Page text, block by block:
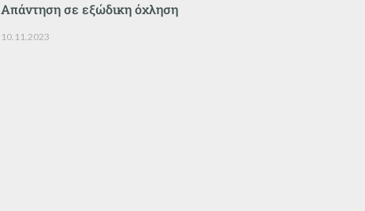
Απάντηση σε εξώδικη όχληση
10.11.2023